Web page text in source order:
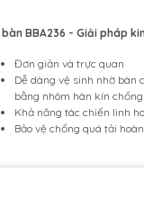
bàn BBA236 - Giải pháp
Đơn giản và trực quan
Dễ dàng vệ sinh nhờ bàn
bằng nhôm hàn kín
Khả năng tác chiến linh
Bảo vệ chống quá tải